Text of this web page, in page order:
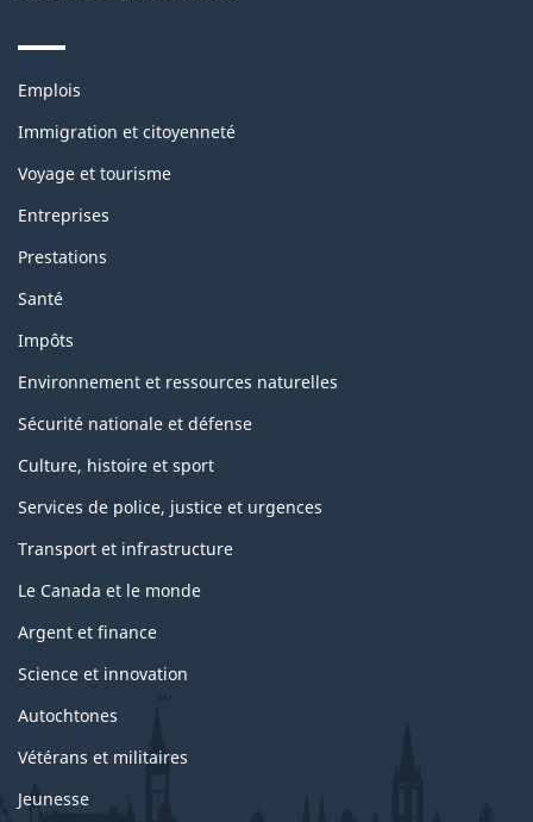
Themes
topics
Emplois
Immigration et citoyenneté
Voyage et tourisme
Entreprises
Prestations
Santé
Impôts
Environnement et ressources naturelles
Sécurité nationale et défense
Culture, histoire et sport
Services de police, justice et urgences
Transport et infrastructure
Le Canada et le monde
Argent et finance
Science et innovation
Autochtones
Vétérans et militaires
Jeunesse